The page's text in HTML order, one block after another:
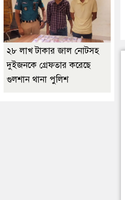
২৮ লাখ টাকার জাল নোটসহ
দুইজনকে গ্রেফতার করেছে
গুলশান থানা পুলিশ